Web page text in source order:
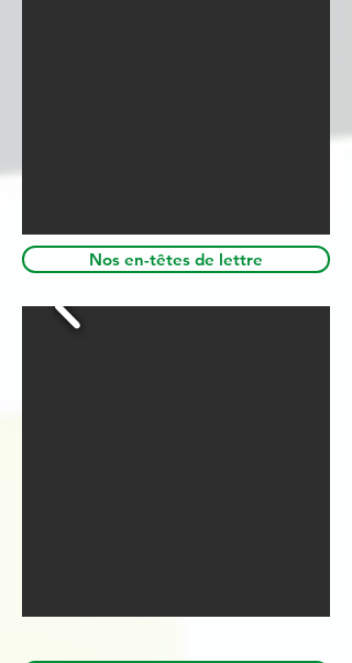
Nos en-têtes de lettre